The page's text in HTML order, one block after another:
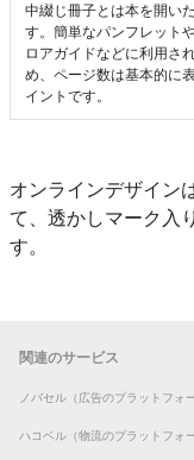
中綴じ冊子とは本を開い
す。簡単なパンフレット
ロアガイドなどに利用さ
め、ページ数は基本的に
イントです。
オンラインデザイン
て、透かしマーク入
す。
関連のサービス
ノバセル（広告のプラットフォ
ハコベル（物流のプラットフォー